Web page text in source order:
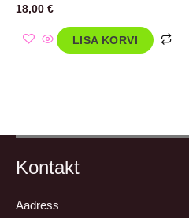
18,00 €
LISA KORVI
Kontakt
Aadress